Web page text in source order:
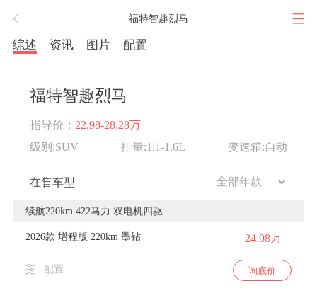
福特智趣烈马
综述 资讯 图片 配置
福特智趣烈马
指导价： 22.98-28.28万
级别:SUV
排量:1.1-1.6L 变速箱:自动
在售车型
续航220km 422马力 双电机四驱
2026款 增程版 220km 墨钻 24.98万
配置 询底价